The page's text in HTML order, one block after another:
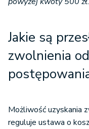
Jakie są
zwolnienia
Możliwość uzyskania
reguluje ustawa o